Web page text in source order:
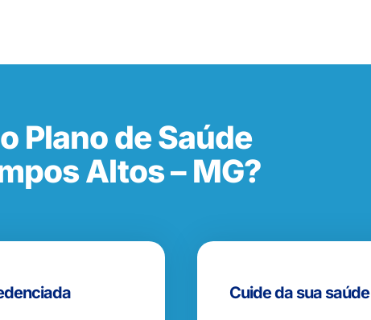
Plano de Saúde
Altos – MG?
Cuide da sua saúde